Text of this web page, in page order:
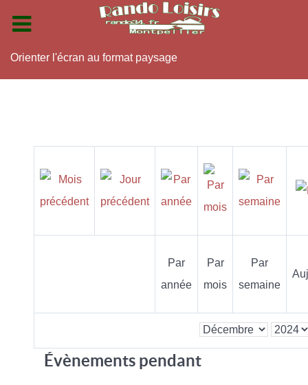
Orienter l'écran au format paysage
Par
année
Par
mois
Par
semaine
Évènements pendant